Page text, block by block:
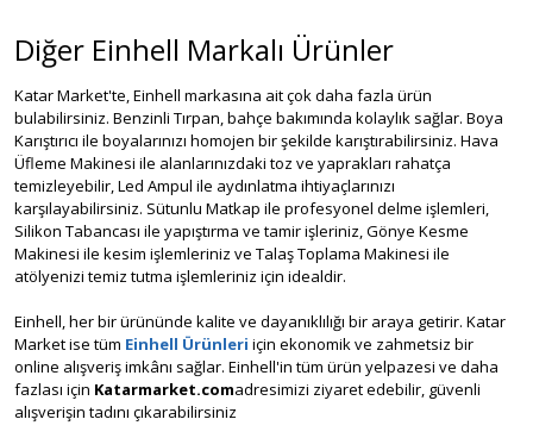
Diğer Einhell Markalı Ürünler
Katar Market'te, Einhell markasına ait çok daha fazla ürün
bulabilirsiniz. Benzinli Tırpan, bahçe bakımında kolaylık sağlar. Boya
Karıştırıcı ile boyalarınızı homojen bir şekilde karıştırabilirsiniz. Hava
Üfleme Makinesi ile alanlarınızdaki toz ve yaprakları rahatça
temizleyebilir, Led Ampul ile aydınlatma ihtiyaçlarınızı
karşılayabilirsiniz. Sütunlu Matkap ile profesyonel delme işlemleri,
Silikon Tabancası ile yapıştırma ve tamir işleriniz, Gönye Kesme
Makinesi ile kesim işlemleriniz ve Talaş Toplama Makinesi ile
atölyenizi temiz tutma işlemleriniz için idealdir.
Einhell, her bir ürününde kalite ve dayanıklılığı bir araya getirir. Katar
Market ise tüm Einhell Ürünleri için ekonomik ve zahmetsiz bir
online alışveriş imkânı sağlar. Einhell'in tüm ürün yelpazesi ve daha
fazlası için Katarmarket.comadresimizi ziyaret edebilir, güvenli
alışverişin tadını çıkarabilirsiniz